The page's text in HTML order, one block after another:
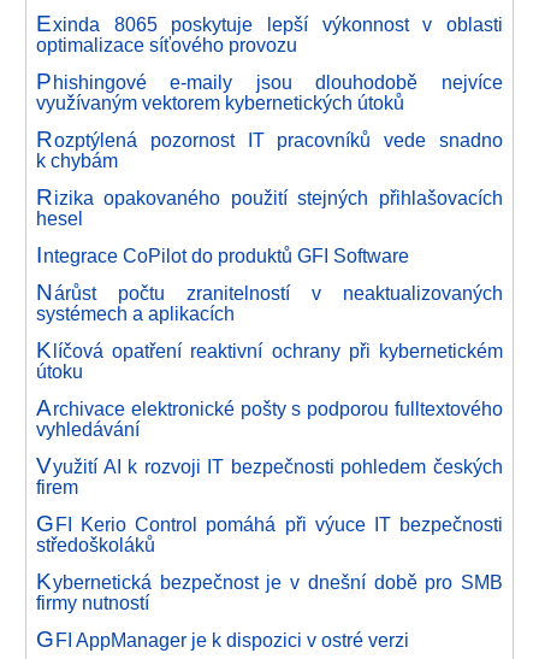
Exinda 8065 poskytuje lepší výkonnost v oblasti
optimalizace síťového provozu
P hishingové e-maily jsou dlouhodobě nejvíce
využívaným vektorem kybernetických útoků
Rozptýlená pozornost IT pracovníků vede snadno
k chybám
Rizika opakovaného použití stejných přihlašovacích
hesel
Integrace CoPilot do produktů GFI Software
Nárůst počtu zranitelností v neaktualizovaných
systémech a aplikacích
K líčová opatření reaktivní ochrany při kybernetickém
útoku
Archivace elektronické pošty s podporou fulltextového
vyhledávání
Využití AI k rozvoji IT bezpečnosti pohledem českých
firem
G FI Kerio Control pomáhá při výuce IT bezpečnosti
středoškoláků
Kybernetická bezpečnost je v dnešní době pro SMB
firmy nutností
G FI AppManager je k dispozici v ostré verzi